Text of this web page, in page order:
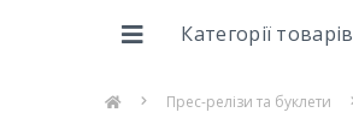
Категорії товарів
Прес-релізи та буклети